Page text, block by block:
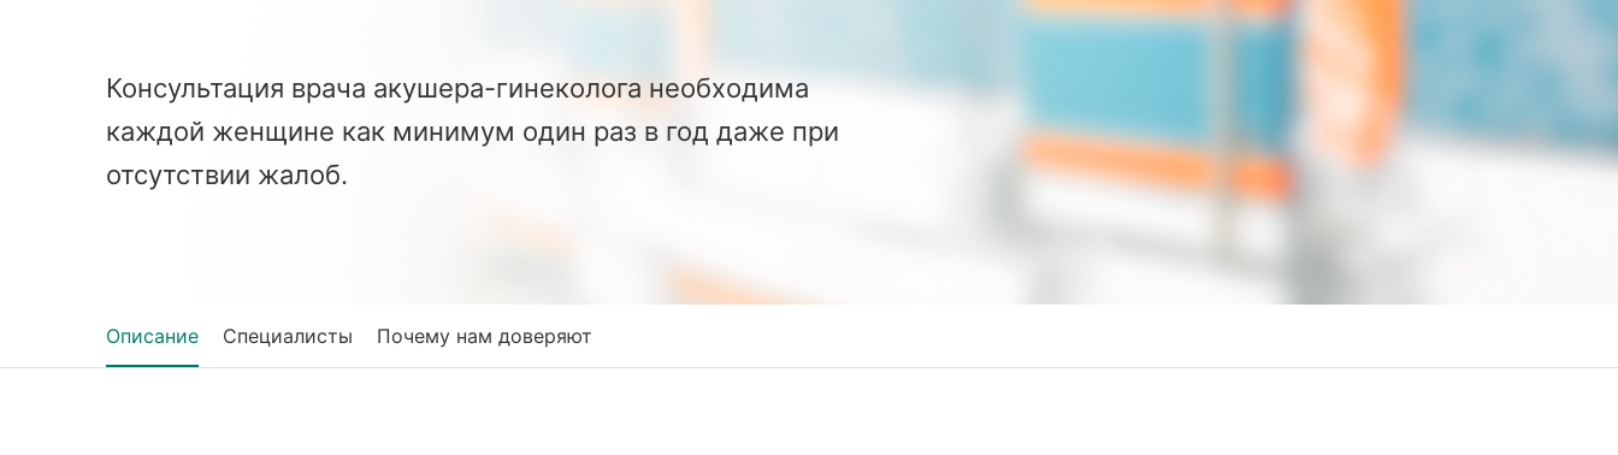
Консультация врача акушера-гинеколога необходима
каждой женщине как минимум один раз в год даже при
отсутствии жалоб.
Описание Специалисты Почему нам доверяют